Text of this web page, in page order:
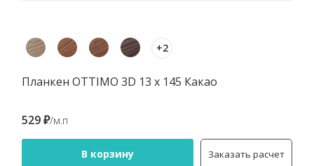
+2
Планкен OTTIMO 3D 13 х 145 Какао
529 ₽/м.п
В корзину Заказать расчет